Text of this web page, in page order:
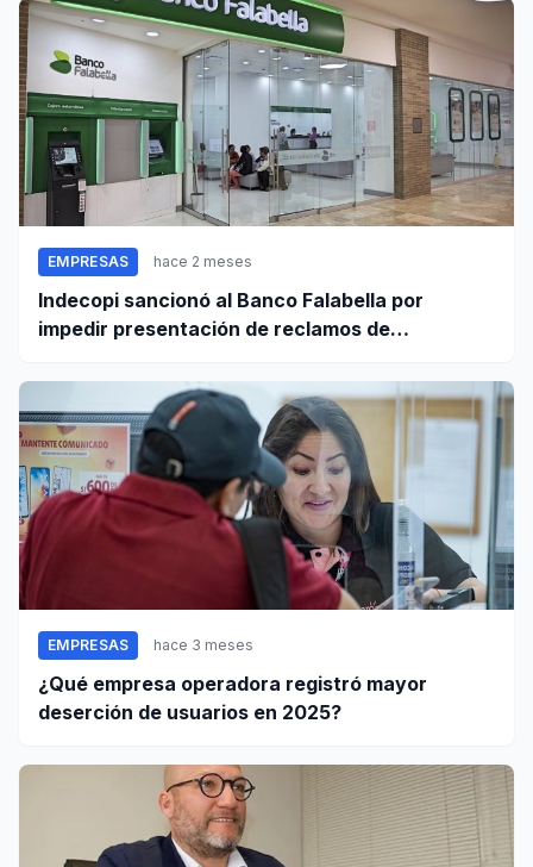
EMPRESAS hace 2 meses
Indecopi sancionó al Banco Falabella por
impedir presentación de reclamos de
EMPRESAS hace 3 meses
¿Qué empresa operadora registró mayor
deserción de usuarios en 2025?